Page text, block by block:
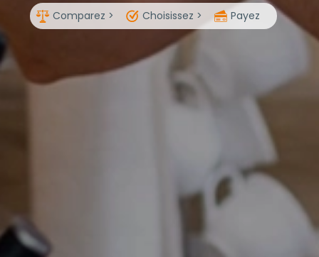
Comparez > Choisissez > Payez